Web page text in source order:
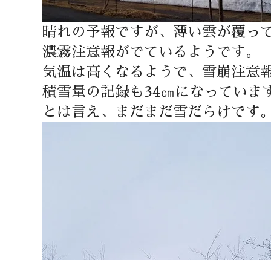
晴れの予報ですが、薄い雲が覆っ
濃霧注意報がでているようです。
気温は高くなるようで、雪崩注意
積雪量の記録も34㎝になっていま
とは言え、まだまだ雪だらけです